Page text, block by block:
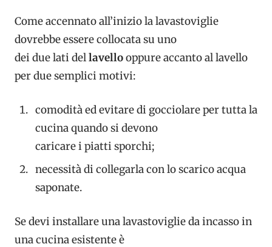
Come accennato all’inizio la lavastoviglie
dovrebbe essere collocata su uno
dei due lati dellavellooppure accanto al lavello
per due semplici motivi:
comodità ed evitare di gocciolare per tutta la
cucina quando si devono
caricare i piatti sporchi;
necessità di collegarla con lo scarico acqua
saponate.
Se devi installare una lavastoviglie da incasso in
una cucina esistente è